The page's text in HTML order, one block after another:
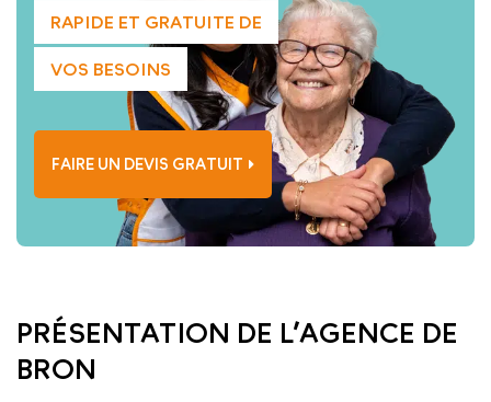
RAPIDE ET GRATUITE DE
VOS BESOINS
FAIRE UN DEVIS GRATUIT
PRÉSENTATION DE L’AGENCE DE
BRON